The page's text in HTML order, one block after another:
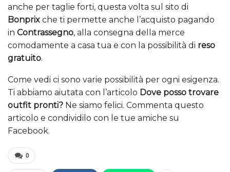
anche per taglie forti, questa volta sul sito di
Bonprix che ti permette anche l’acquisto pagando
in Contrassegno, alla consegna della merce
comodamente a casa tua e con la possibilità di reso
gratuito.
Come vedi ci sono varie possibilità per ogni esigenza.
Ti abbiamo aiutata con l’articolo Dove posso trovare
outfit pronti? Ne siamo felici. Commenta questo
articolo e condividilo con le tue amiche su
Facebook.
0